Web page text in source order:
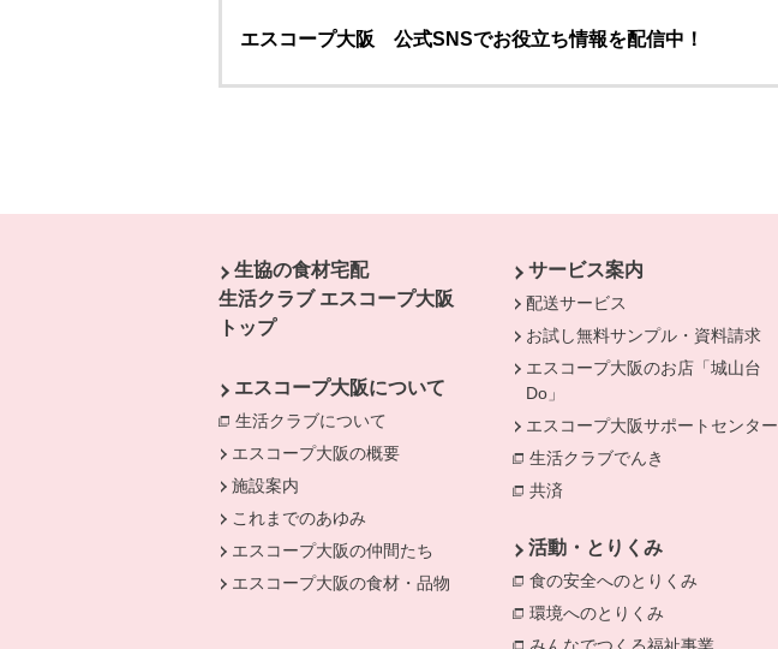
エスコープ大阪 公式SNSでお役立ち情報を配信中！
生協の食材宅配
生活クラブ エスコープ大阪
トップ
エスコープ大阪について
生活クラブについて
別のウィンドウで開きます。
エスコープ大阪の概要
施設案内
これまでのあゆみ
エスコープ大阪の仲間たち
エスコープ大阪の食材・品物
サービス案内
配送サービス
お試し無料サンプル・資料請求
エスコープ大阪のお店「城山台
Do」
エスコープ大阪サポートセンター
生活クラブでんき
別のウィンドウで開きます。
共済
活動・とりくみ
食の安全へのとりくみ
環境へのとりくみ
みんなでつくる福祉事業